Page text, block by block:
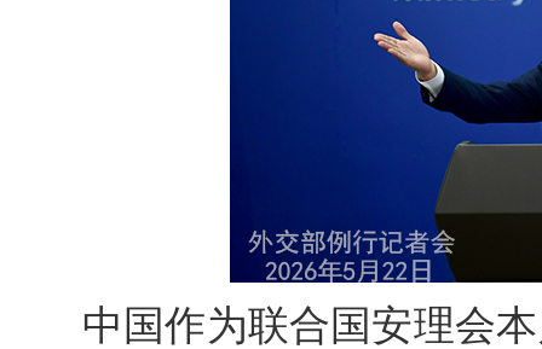
中国作为联合国安理会